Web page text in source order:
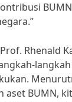
Rhenald
aset BUMN,